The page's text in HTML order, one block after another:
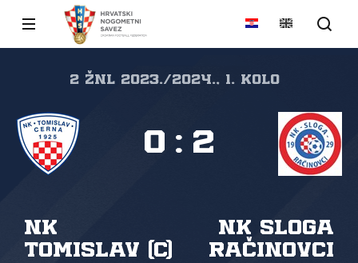
2 ŽNL 2023./2024., 1. kolo
NK
Tomislav (C)
NK Sloga
Račinovci
0 : 2